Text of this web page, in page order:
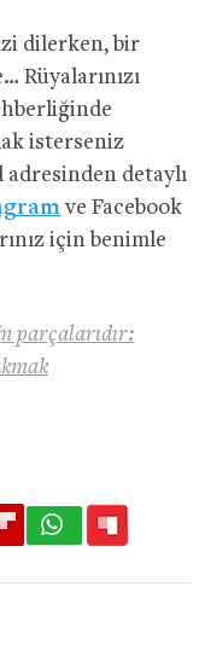
dilerken, bir
Rüyalarınızı
isterseniz
adresinden detaylı
ve Facebook
için benimle
parçalarıdır: